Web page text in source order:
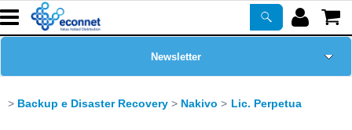
Newsletter
Backup e Disaster Recovery Nakivo Lic. Perpetua